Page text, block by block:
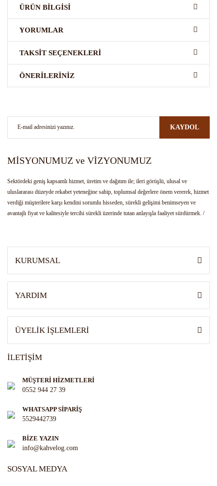
ÜRÜN BILGISI
YORUMLAR
Bu ürüne ilk yorumu siz yapın!
TAKSIT SEÇENEKLERI
ÖNERILERINIZ
iletebilirsiniz.
Görüş ve önerileriniz için teşekkür ederiz.
Ürün resmi kalitesiz, bozuk veya görüntülenemiyor.
Ürün fiyatı diğer sitelerden daha pahalı.
KAYDOL
MİSYONUMUZ ve VİZYONUMUZ
Sektördeki geniş kapsamlı hizmet, üretim ve dağıtım ile; ileri görüşlü, ulusal ve
uluslararası düzeyde rekabet yeteneğine sahip, toplumsal değerlere önem vererek, hizmet
verdiği müşterilere karşı kendini sorumlu hisseden, sürekli gelişimi benimseyen ve
avantajlı fiyat ve kalitesiyle tercihi sürekli üzerinde tutan anlayışla faaliyet sürdürmek. /
KURUMSAL
YARDIM
ÜYELİK İŞLEMLERİ
İLETİŞİM
MÜŞTERİ HİZMETLERİ
0552 944 27 39
WHATSAPP SİPARİŞ
5529442739
BİZE YAZIN
info@kahvelog.com
SOSYAL MEDYA